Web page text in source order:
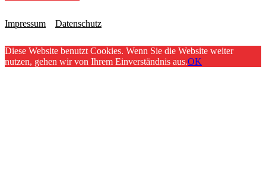
Impressum Datenschutz
Diese Website benutzt Cookies. Wenn Sie die Website weiter
nutzen, gehen wir von Ihrem Einverständnis aus.OK